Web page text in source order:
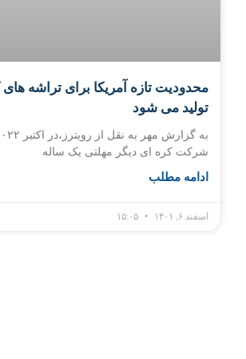
محدودیت تازه آمریکا برای تراشه
تولید می شود
شرکت کره ای دیگر مهلتی یک ساله
ادامه مطلب
اسفند ۶, ۱۴۰۱